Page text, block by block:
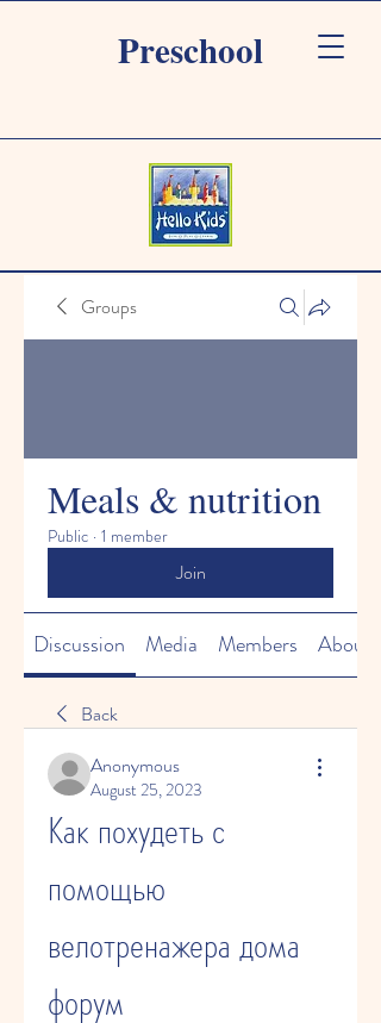
Preschool
Groups
Meals & nutrition
Public · 1 member
Join
Discussion Media Members About
Back
Anonymous
August 25, 2023
Как похудеть с
помощью
велотренажера дома
форум